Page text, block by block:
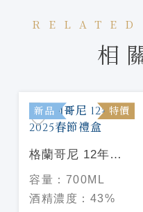
RELATED
相
新品 特價
格蘭哥尼 12年
2025春節禮盒
容量： 700ML
酒精濃度： 43%